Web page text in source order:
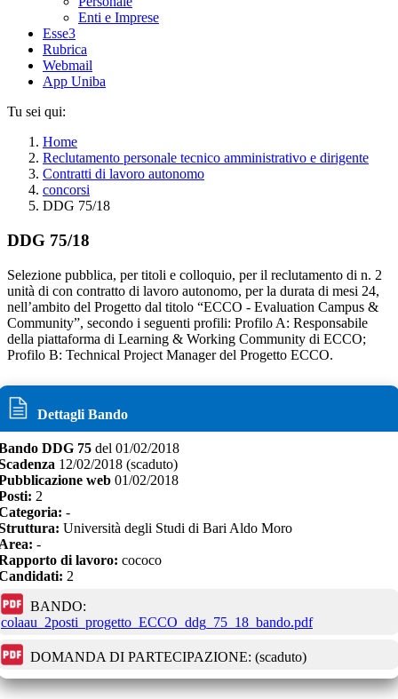
Enti e Imprese
Esse3
Rubrica
Webmail
App Uniba
Tu sei qui:
Home
Reclutamento personale tecnico amministrativo e dirigente
Contratti di lavoro autonomo
concorsi
DDG 75/18
DDG 75/18
Selezione pubblica, per titoli e colloquio, per il reclutamento di n. 2
unità di con contratto di lavoro autonomo, per la durata di mesi 24,
nell’ambito del Progetto dal titolo “ECCO - Evaluation Campus &
Community”, secondo i seguenti profili: Profilo A: Responsabile
della piattaforma di Learning & Working Community di ECCO;
Profilo B: Technical Project Manager del Progetto ECCO.
Dettagli Bando
DDG 75 del 01/02/2018
12/02/2018 (scaduto)
web 01/02/2018
2
-
Università degli Studi di Bari Aldo Moro
-
di lavoro: cococo
2
BANDO:
colaau_2posti_progetto_ECCO_ddg_75_18_bando.pdf
DOMANDA DI PARTECIPAZIONE: (scaduto)